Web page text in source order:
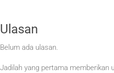
Ulasan
Belum ada ulasan.
Jadilah yang pertama memberikan